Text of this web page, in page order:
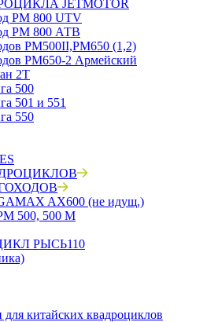
JETMOTOR
РМ 800 UTV
РМ 800 АТВ
РМ500II,РМ650 (1,2)
РМ650-2 Армейский
2Т
500
501 и 551
550
AX600 (не идущ.)
500, 500 М
РЫСЬ110
китайских квадроциклов